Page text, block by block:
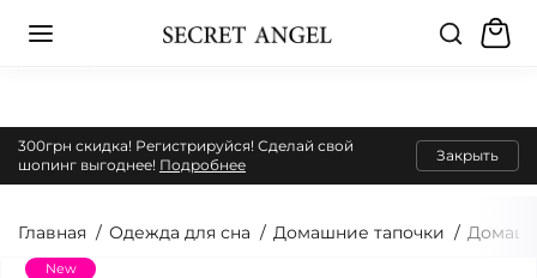
300грн скидка! Регистрируйся! Сделай свой
шопинг выгоднее! Подробнее
Закрыть
Главная Одежда для сна Домашние тапочки
New